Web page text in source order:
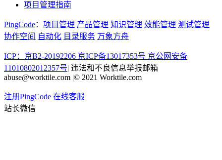
项目管理指南
PingCode： 项目管理 产品管理 知识管理 效能管理 测试管理
协作空间 自动化 目录服务 万象方舟
ICP：京B2-20192206 京ICP备13017353号 京公网安备
11010802012357号| 违法和不良信息举报邮箱
abuse@worktile.com |© 2021 Worktile.com
注册PingCode 在线客服
站长微信